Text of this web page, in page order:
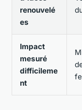
renouvelé
es
Impact
mesuré
difficileme
nt